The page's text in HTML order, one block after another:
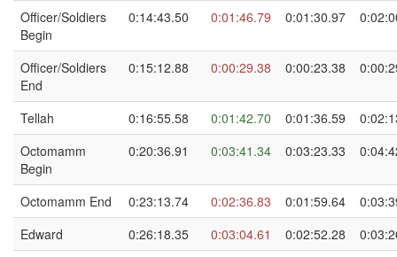
Officer/Soldiers
Begin
0:14:43.50 0:01:46.79 0:01:30.97
Officer/Soldiers
End
0:15:12.88 0:00:29.38 0:00:23.38
Tellah 0:16:55.58 0:01:42.70 0:01:36.59
Octomamm
Begin
0:20:36.91 0:03:41.34 0:03:23.33
Octomamm End 0:23:13.74 0:02:36.83 0:01:59.64
Edward
0:26:18.35 0:03:04.61 0:02:52.28